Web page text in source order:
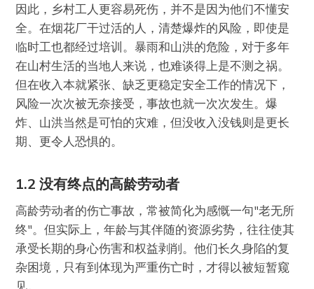
因此，乡村工人更容易死伤，并不是因为他们不懂安
全。在烟花厂干过活的人，清楚爆炸的风险，即使是
临时工也都经过培训。暴雨和山洪的危险，对于多年
在山村生活的当地人来说，也难谈得上是不测之祸。
但在收入本就紧张、缺乏更稳定安全工作的情况下，
风险一次次被无奈接受，事故也就一次次发生。爆
炸、山洪当然是可怕的灾难，但没收入没钱则是更长
期、更令人恐惧的。
1.2 没有终点的高龄劳动者
高龄劳动者的伤亡事故，常被简化为感慨一句"老无所
终"。但实际上，年龄与其伴随的资源劣势，往往使其
承受长期的身心伤害和权益剥削。他们长久身陷的复
杂困境，只有到体现为严重伤亡时，才得以被短暂窥
见。